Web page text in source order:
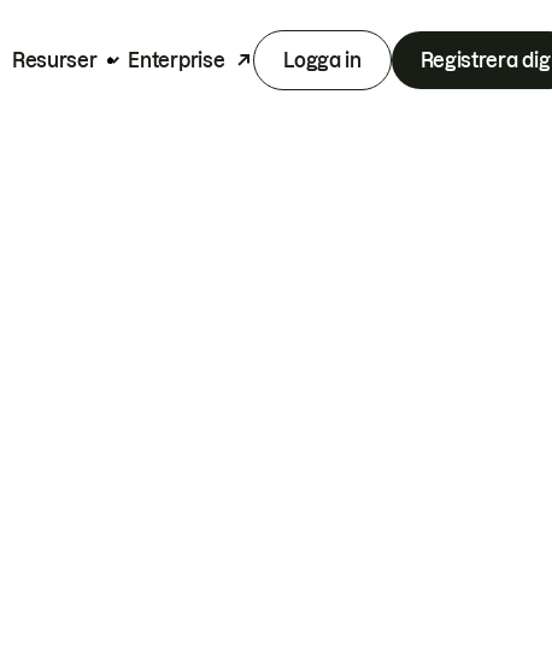
Resurser Enterprise Logga in Registrera dig